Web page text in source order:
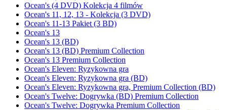
Ocean's (4 DVD) Kolekcja 4 filmów
Ocean's 11, 12, 13 - Kolekcja (3 DVD)
Ocean's 11-13 Pakiet (3 BD)
Ocean's 13
Ocean's 13 (BD)
Ocean's 13 (BD) Premium Collection
Ocean's 13 Premium Collection
Ocean's Eleven: Ryzykowna gra
Ocean's Eleven: Ryzykowna gra (BD)
Ocean's Eleven: Ryzykowna gra, Premium Collection (BD)
Ocean's Twelve: Dogrywka (BD) Premium Collection
Ocean's Twelve: Dogrywka Premium Collection